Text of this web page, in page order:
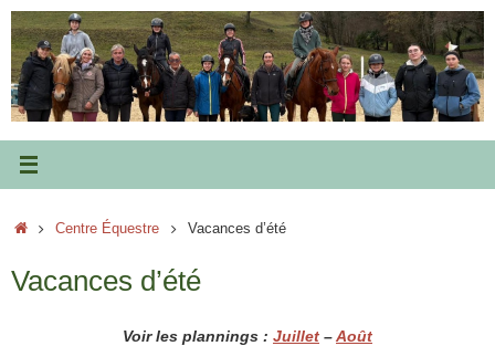
Passer
au
contenu
Accueil
Centre Équestre Vacances d’été
Vacances d’été
Voir les plannings : Juillet –Août